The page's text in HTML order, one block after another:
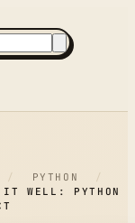
/ PYTHON
/
IT WELL: PYTHON